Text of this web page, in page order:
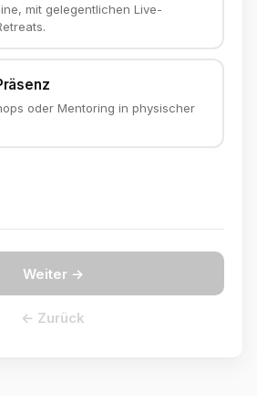
mit gelegentlichen Live-
oder Mentoring in physischer
← Zurück
Weiter →